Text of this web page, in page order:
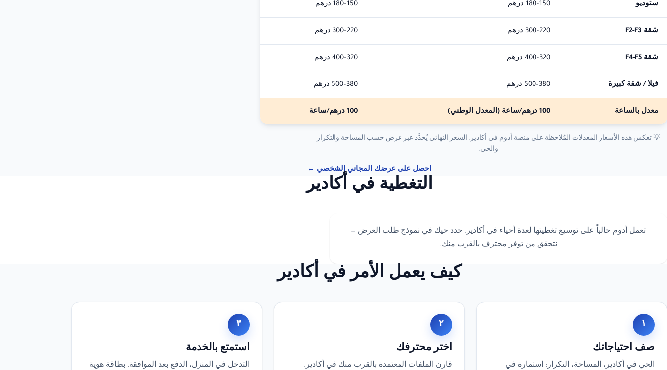
ستوديو 150–180 درهم 150–180 درهم
شقة F2-F3 220–300 درهم 220–300 درهم
شقة F4-F5 320–400 درهم 320–400 درهم
فيلا / شقة كبيرة 380–500 درهم 380–500 درهم
معدل بالساعة 100 درهم/ساعة (المعدل الوطني) 100 درهم/ساعة
💡 تعكس هذه الأسعار المعدلات المُلاحظة على منصة أدوم في أكادير. السعر النهائي يُحدَّد عبر عرض حسب المساحة والتكرار
والحي.
احصل على عرضك المجاني الشخصي ←
التغطية في أكادير
تعمل أدوم حالياً على توسيع تغطيتها لعدة أحياء في أكادير. حدد حيك في نموذج طلب العرض —
نتحقق من توفر محترف بالقرب منك.
كيف يعمل الأمر في أكادير
١
صف احتياجاتك
الحي في أكادير، المساحة، التكرار: استمارة في
٢
اختر محترفك
قارن الملفات المعتمدة بالقرب منك في أكادير.
٣
استمتع بالخدمة
التدخل في المنزل، الدفع بعد الموافقة. بطاقة هوية